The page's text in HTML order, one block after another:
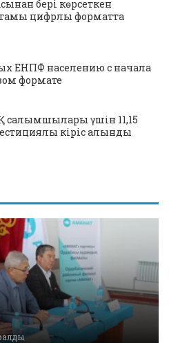
бері көрсеткен
цифрлық форматта
ЕНПФ населению с начала
формате
салымшылары үшін 11,15
кіріс алынды